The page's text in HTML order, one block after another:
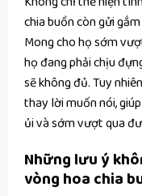
chia buồn còn gửi
Mong cho họ sớm
họ đang phải chịu
sẽ không đủ. Tuy
thay lời muốn nói,
ủi và sớm vượt qua
Những lưu ý
vòng hoa chia